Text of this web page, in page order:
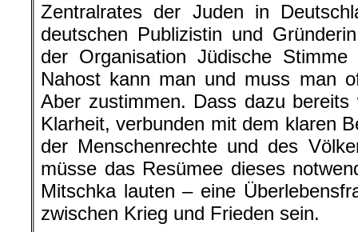
Zentralrates der Juden in
deutschen Publizistin und
der Organisation Jüdische
Nahost kann man und muss man
Aber zustimmen. Dass dazu
Klarheit, verbunden mit dem klaren
der Menschenrechte und des
müsse das Resümee dieses
Mitschka lauten – eine
zwischen Krieg und Frieden sein.